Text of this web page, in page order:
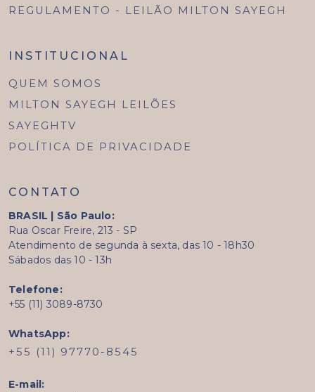
REGULAMENTO - LEILÃO MILTON SAYEGH
INSTITUCIONAL
QUEM SOMOS
MILTON SAYEGH LEILÕES
SAYEGHTV
POLÍTICA DE PRIVACIDADE
CONTATO
BRASIL | São Paulo:
Rua Oscar Freire, 213 - SP
Atendimento de segunda à sexta, das 10 - 18h30
Sábados das 10 - 13h
Telefone:
+55 (11) 3089-8730
WhatsApp:
+55 (11) 97770-8545
E-mail: